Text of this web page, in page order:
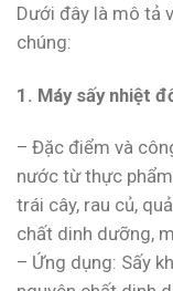
Dưới đây là mô tả
chúng:
1. Máy sấy nhiệt
– Đặc điểm và
nước từ thực
trái cây, rau củ,
chất dinh dưỡng,
– Ứng dụng: Sấy